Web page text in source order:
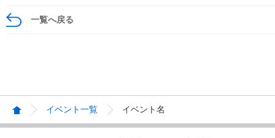
一覧へ戻る
イベント一覧 イベント名